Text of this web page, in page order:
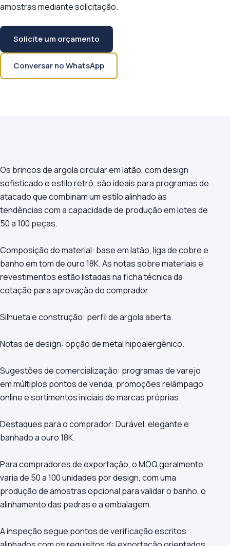
amostras mediante solicitação.
Solicite um orçamento
Conversar no WhatsApp
Os brincos de argola circular em latão, com design
sofisticado e estilo retrô, são ideais para programas de
atacado que combinam um estilo alinhado às
tendências com a capacidade de produção em lotes de
50 a 100 peças.
Composição do material: base em latão, liga de cobre e
banho em tom de ouro 18K. As notas sobre materiais e
revestimentos estão listadas na ficha técnica da
cotação para aprovação do comprador.
Silhueta e construção: perfil de argola aberta.
Notas de design: opção de metal hipoalergênico.
Sugestões de comercialização: programas de varejo
em múltiplos pontos de venda, promoções relâmpago
online e sortimentos iniciais de marcas próprias.
Destaques para o comprador: Durável, elegante e
banhado a ouro 18K.
Para compradores de exportação, o MOQ geralmente
varia de 50 a 100 unidades por design, com uma
produção de amostras opcional para validar o banho, o
alinhamento das pedras e a embalagem.
A inspeção segue pontos de verificação escritos